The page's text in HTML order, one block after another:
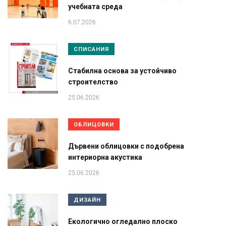
учебната среда
6.07.2026
СПИСАНИЯ
Стабилна основа за устойчиво
строителство
25.06.2026
ОБЛИЦОВКИ
Дървени облицовки с подобрена
интериорна акустика
25.06.2026
ДИЗАЙН
Екологично огледално плоско